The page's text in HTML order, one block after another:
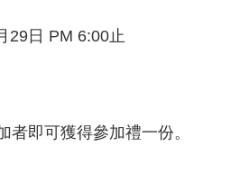
29日 PM 6:00止
者即可獲得參加禮一份。